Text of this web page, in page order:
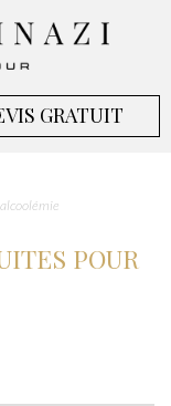
GRATUIT
POUR